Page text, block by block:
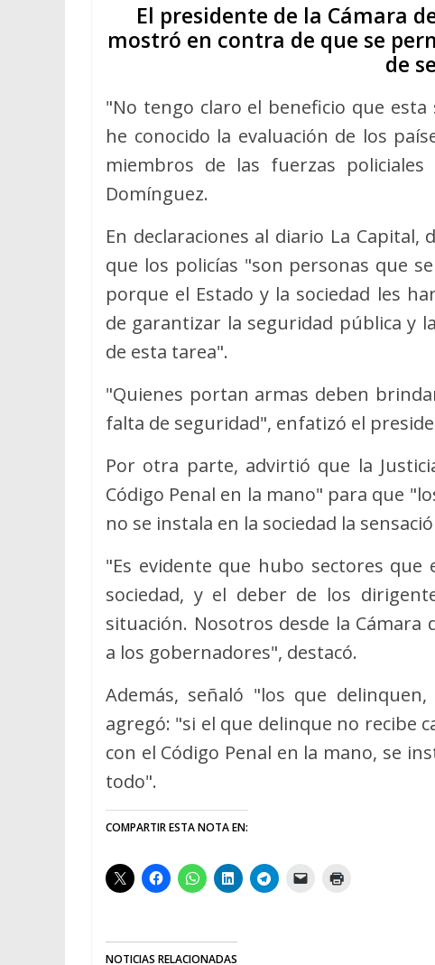
El presidente de la Cámara
mostró en contra de que se
de
"No tengo claro el beneficio que esta
he conocido la evaluación de los
miembros de las fuerzas
Domínguez.
En declaraciones al diario La
que los policías "son personas que
porque el Estado y la sociedad les
de garantizar la seguridad pública y
de esta tarea".
"Quienes portan armas deben
falta de seguridad", enfatizó el
Por otra parte, advirtió que la
Código Penal en la mano" para que
no se instala en la sociedad la
"Es evidente que hubo sectores
sociedad, y el deber de los
situación. Nosotros desde la
a los gobernadores", destacó.
Además, señaló "los que
agregó: "si el que delinque no recibe
con el Código Penal en la mano, se
todo".
COMPARTIR ESTA NOTA EN:
NOTICIAS RELACIONADAS